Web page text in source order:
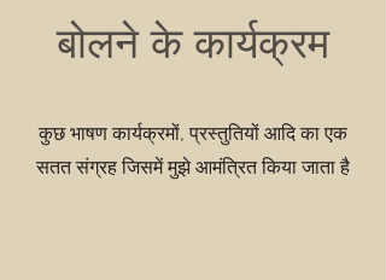
बोलने के कार्यक्रम
कुछ भाषण कार्यक्रमों, प्रस्तुतियों आदि का एक
सतत संग्रह जिसमें मुझे आमंत्रित किया जाता है